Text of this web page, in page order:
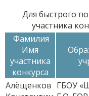
Для быстрого
участника
Фамилия
Имя
участника
конкурса
Алёщенков ГБОУ